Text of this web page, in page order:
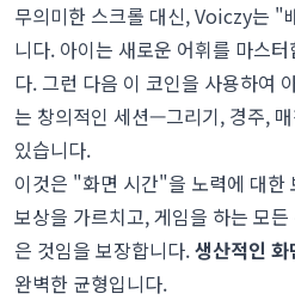
무의미한 스크롤 대신, Voiczy는 "
니다. 아이는 새로운 어휘를 마스터
다. 그런 다음 이 코인을 사용하여
는 창의적인 세션—그리기, 경주,
있습니다.
이것은 "화면 시간"을 노력에 대한
보상을 가르치고, 게임을 하는 모
은 것임을 보장합니다.생산적인 화
완벽한 균형입니다.